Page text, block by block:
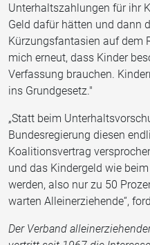
Unterhaltszahlungen für ihr
Geld dafür hätten und dann
Kürzungsfantasien auf dem
mich erneut, dass Kinder
Verfassung brauchen.
ins Grundgesetz."
„Statt beim
Bundesregierung diesen
Koalitionsvertrag
und das Kindergeld wie
werden, also nur zu 50
warten Alleinerziehende“,
Der Verband